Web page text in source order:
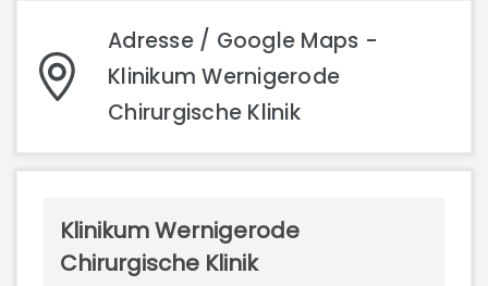
Adresse / Google Maps -
Klinikum Wernigerode
Chirurgische Klinik
Klinikum Wernigerode
Chirurgische Klinik